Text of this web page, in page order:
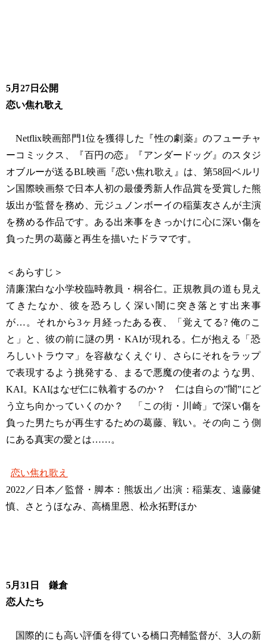
5月27日公開
恋い焦れ歌え
Netflix映画部門1位を獲得した『性の劇薬』のフューチャ
ーコミックス、『百円の恋』『アンダードッグ』のスタジ
オブルーが送るBL映画『恋い焦れ歌え』は、第58回ベルリ
ン国際映画祭で日本人初の最優秀新人作品賞を受賞した熊
坂出が監督を務め、元ジュノンボーイの稲葉友さんが主演
を務める作品です。ある出来事をきっかけに心に深い傷を
負った男の葛藤と再生を描いたドラマです。
＜あらすじ＞
清廉潔白な小学校臨時教員・桐谷仁。正規教員の道も見え
てきたなか、彼を恐ろしく深い闇に突き落とす出来事
が…。それから3ヶ月経ったある夜、「覚えてる? 俺のこ
と」と、彼の前に謎の男・KAIが現れる。仁が抱える「恐
ろしいトラウマ」を容赦なくえぐり、さらにそれをラップ
で表現するよう挑発する、まるで悪魔の使者のような男、
KAI。KAIはなぜ仁に執着するのか？ 仁は自らの”闇”にど
う立ち向かっていくのか？ 「この街・川崎」で深い傷を
負った男たちが再生するための葛藤、戦い。その向こう側
にある真実の愛とは……。
恋い焦れ歌え
2022／日本／監督・脚本：熊坂出／出演：稲葉友、遠藤健
慎、さとうほなみ、高橋里恩、松永拓野ほか
5月31日 鎌倉
恋人たち
国際的にも高い評価を得ている橋口亮輔監督が、3人の新